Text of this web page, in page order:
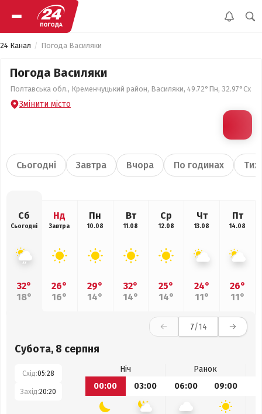
24 Канал Погода Василяки
Погода Василяки
Полтавська обл., Кременчуцький район, Василяки, 49.72°Пн, 32.97°Сх
Змінити місто
Сьогодні Завтра Вчора По годинах
Сб
Сьогодні
32°
18°
Нд
Завтра
26°
16°
Пн
10.08
29°
14°
Вт
11.08
32°
14°
Ср
12.08
25°
14°
Чт
13.08
24°
11°
Пт
14.08
26°
11°
7/14
Субота, 8 серпня
Схід:05:28
Захід:20:20
Ніч
Ранок
00:00
03:00 06:00 09:00